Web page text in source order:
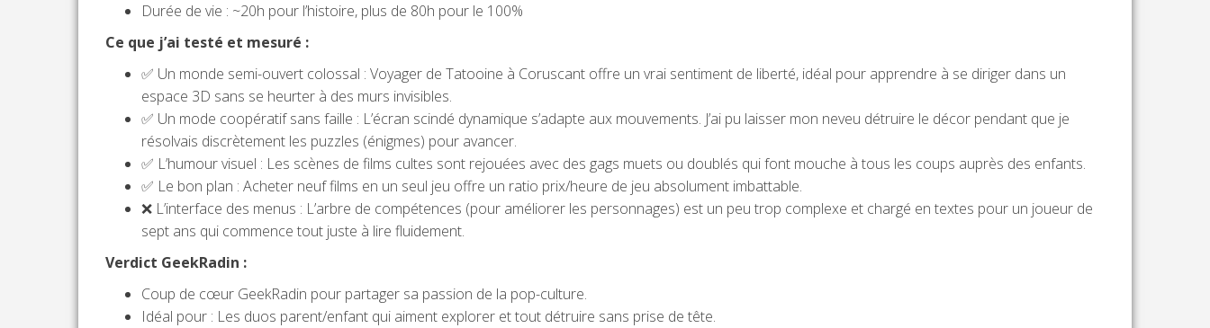
Durée de vie : ~20h pour l’histoire, plus de 80h pour le 100%
Ce que j’ai testé et mesuré :
✅ Un monde semi-ouvert colossal : Voyager de Tatooine à Coruscant offre un vrai sentiment de liberté, idéal pour apprendre à se diriger dans un
espace 3D sans se heurter à des murs invisibles.
✅ Un mode coopératif sans faille : L’écran scindé dynamique s’adapte aux mouvements. J’ai pu laisser mon neveu détruire le décor pendant que je
résolvais discrètement les puzzles (énigmes) pour avancer.
✅ L’humour visuel : Les scènes de films cultes sont rejouées avec des gags muets ou doublés qui font mouche à tous les coups auprès des enfants.
✅ Le bon plan : Acheter neuf films en un seul jeu offre un ratio prix/heure de jeu absolument imbattable.
❌ L’interface des menus : L’arbre de compétences (pour améliorer les personnages) est un peu trop complexe et chargé en textes pour un joueur de
sept ans qui commence tout juste à lire fluidement.
Verdict GeekRadin :
Coup de cœur GeekRadin pour partager sa passion de la pop-culture.
Idéal pour : Les duos parent/enfant qui aiment explorer et tout détruire sans prise de tête.